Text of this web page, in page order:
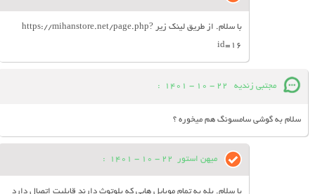
با سلام. از طریق لینک زیر https://mihanstore.net/page.php?
id=16
مجتبی زندیه 22 - 10 - 1401
:
سلام به گوشی سامسونگ هم میخوره ؟
میهن استور 22 - 10 - 1401
:
با سلام. بله به تمام موبایل هایی که بلوتوث دارند قابلیت اتصال دارد